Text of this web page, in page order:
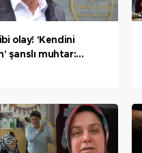
olay! 'Kendini
şanslı muhtar: